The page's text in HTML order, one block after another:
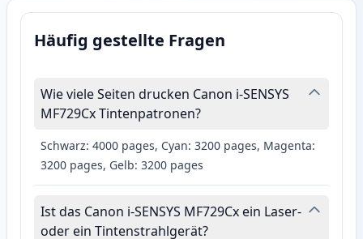
Häufig gestellte Fragen
Wie viele Seiten drucken Canon i-SENSYS
MF729Cx Tintenpatronen?
Schwarz: 4000 pages, Cyan: 3200 pages, Magenta:
3200 pages, Gelb: 3200 pages
Ist das Canon i-SENSYS MF729Cx ein Laser-
oder ein Tintenstrahlgerät?